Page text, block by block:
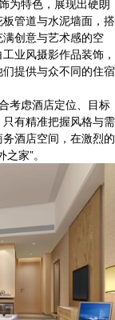
为特色，展现出硬朗
管道与水泥墙面，搭
创意与艺术感的空
业风摄影作品装饰，
提供与众不同的住宿
考虑酒店定位、目标
有精准把握风格与需
酒店空间，在激烈的
家”。